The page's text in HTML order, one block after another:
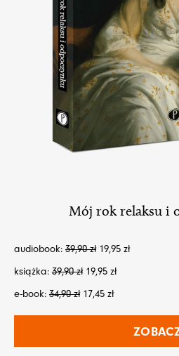
Mój rok relaksu i
audiobook: 39,90zł 19,95 zł
książka: 39,90zł 19,95 zł
e-book: 34,90zł 17,45 zł